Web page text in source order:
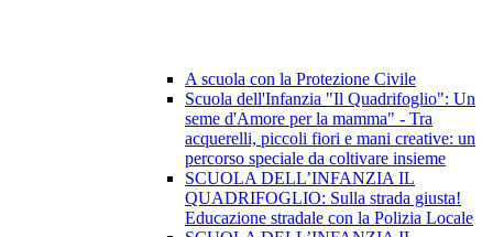
A scuola con la Protezione Civile
Scuola dell'Infanzia "Il Quadrifoglio": Un
seme d'Amore per la mamma" - Tra
acquerelli, piccoli fiori e mani creative: un
percorso speciale da coltivare insieme
SCUOLA DELL’INFANZIA IL
QUADRIFOGLIO: Sulla strada giusta!
Educazione stradale con la Polizia Locale